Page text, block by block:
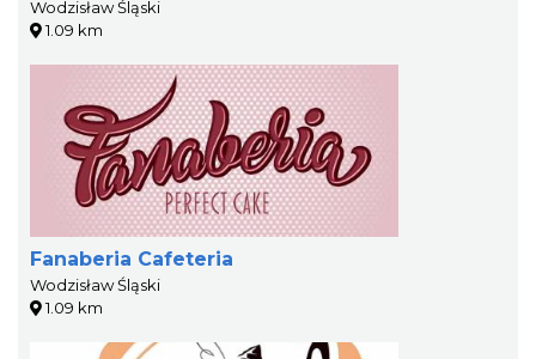
Wodzisław Śląski
1.09 km
Fanaberia Cafeteria
Wodzisław Śląski
1.09 km